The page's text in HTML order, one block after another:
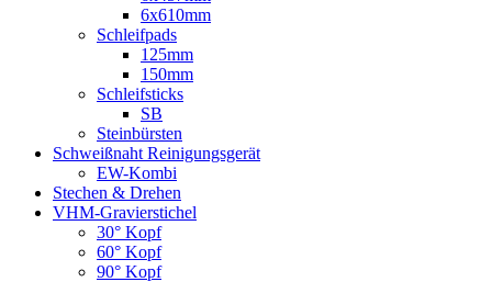
6x610mm
Schleifpads
125mm
150mm
Schleifsticks
SB
Steinbürsten
Schweißnaht Reinigungsgerät
EW-Kombi
Stechen & Drehen
VHM-Gravierstichel
30° Kopf
60° Kopf
90° Kopf